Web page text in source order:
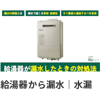
給湯器から漏水｜水漏